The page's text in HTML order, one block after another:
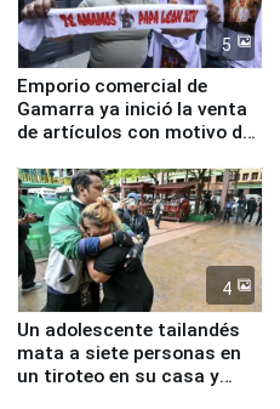
5
Emporio comercial de
Gamarra ya inició la venta
de artículos con motivo de
4
Un adolescente tailandés
mata a siete personas en
un tiroteo en su casa y